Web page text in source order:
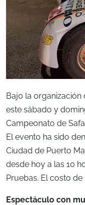
Bajo la
este sábado y
Campeonato de
El evento ha sido
Ciudad de Puerto
desde hoy a las 10
Pruebas. El costo
Espectáculo con